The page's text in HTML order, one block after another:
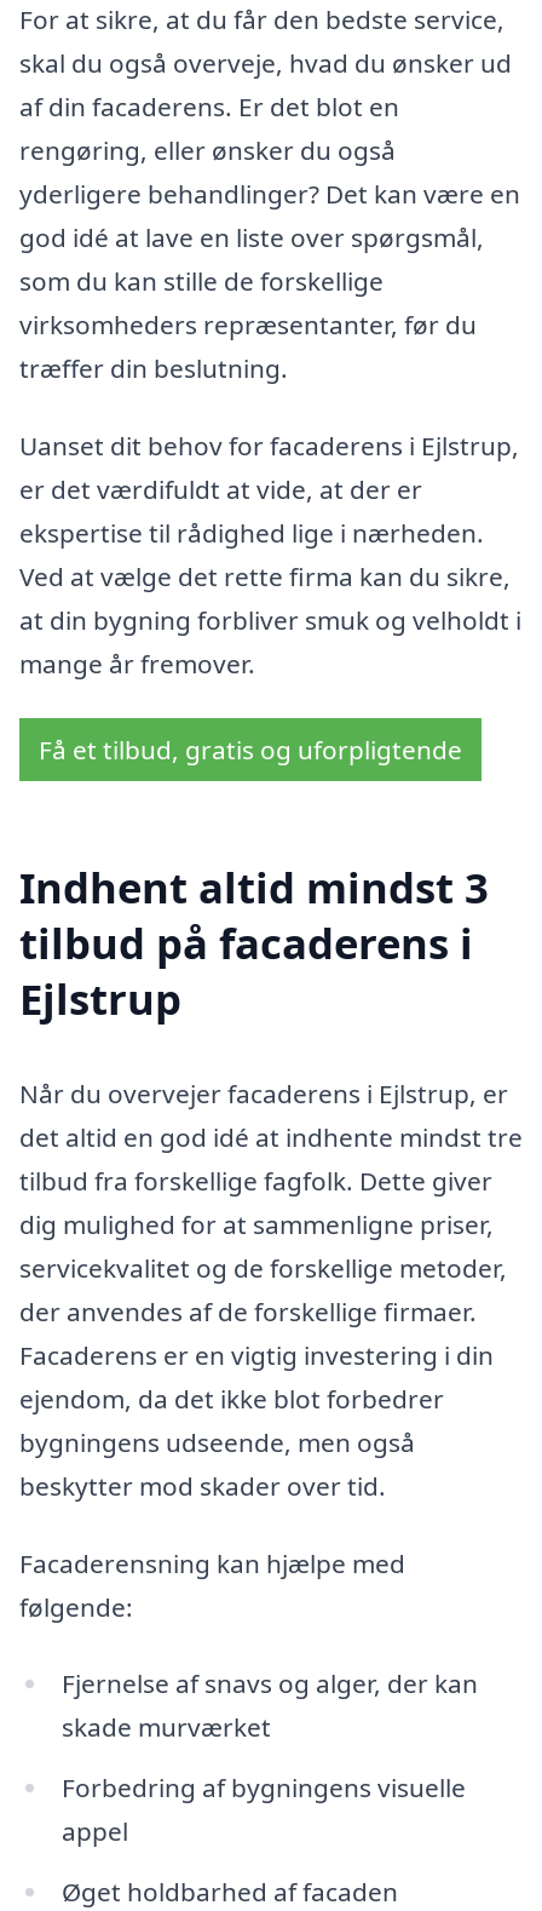
For at sikre, at du får den bedste service,
skal du også overveje, hvad du ønsker ud
af din facaderens. Er det blot en
rengøring, eller ønsker du også
yderligere behandlinger? Det kan være en
god idé at lave en liste over spørgsmål,
som du kan stille de forskellige
virksomheders repræsentanter, før du
træffer din beslutning.
Uanset dit behov for facaderens i Ejlstrup,
er det værdifuldt at vide, at der er
ekspertise til rådighed lige i nærheden.
Ved at vælge det rette firma kan du sikre,
at din bygning forbliver smuk og velholdt i
mange år fremover.
Få et tilbud, gratis og uforpligtende
Indhent altid mindst 3
tilbud på facaderens i
Ejlstrup
Når du overvejer facaderens i Ejlstrup, er
det altid en god idé at indhente mindst tre
tilbud fra forskellige fagfolk. Dette giver
dig mulighed for at sammenligne priser,
servicekvalitet og de forskellige metoder,
der anvendes af de forskellige firmaer.
Facaderens er en vigtig investering i din
ejendom, da det ikke blot forbedrer
bygningens udseende, men også
beskytter mod skader over tid.
Facaderensning kan hjælpe med
følgende:
Fjernelse af snavs og alger, der kan
skade murværket
Forbedring af bygningens visuelle
appel
Øget holdbarhed af facaden